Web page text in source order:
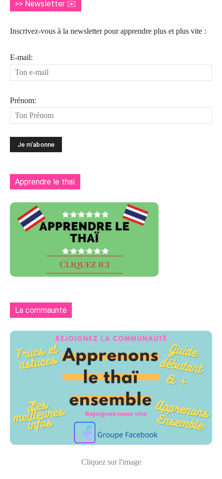
>> Newsletter ✉️
Inscrivez-vous à la newsletter pour apprendre plus et plus vite :
E-mail:
Prénom:
Apprendre le thaï
La commaunté
Cliquez sur l'image